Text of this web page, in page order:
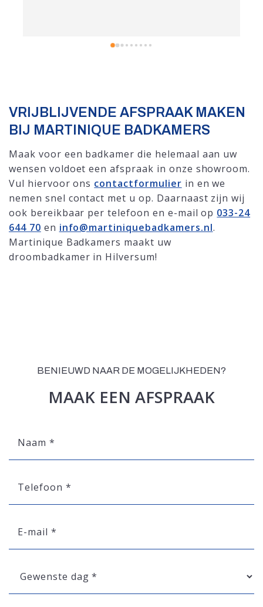
externe partij die het werk heeft uitgevoerd;
waar we moeten zijn voor kwaliteit en service.
VRIJBLIJVENDE AFSPRAAK MAKEN
BIJ MARTINIQUE BADKAMERS
Maak voor een badkamer die helemaal aan uw
wensen voldoet een afspraak in onze showroom.
Vul hiervoor ons contactformulier in en we
nemen snel contact met u op. Daarnaast zijn wij
ook bereikbaar per telefoon en e-mail op 033-24
644 70 en info@martiniquebadkamers.nl.
Martinique Badkamers maakt uw
droombadkamer in Hilversum!
BENIEUWD NAAR DE MOGELIJKHEDEN?
MAAK EEN AFSPRAAK
mail
*
dag
*